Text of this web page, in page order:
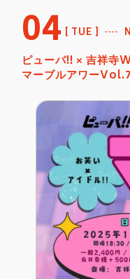
04 TUE
ピューパ!! × 吉祥
マーブルアワーVol.7